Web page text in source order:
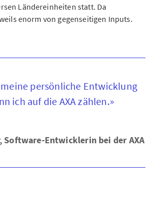
Ländereinheiten statt. Da
enorm von gegenseitigen Inputs.
meine persönliche Entwicklung
ich auf die AXA zählen.»
Software-Entwicklerin bei der AXA